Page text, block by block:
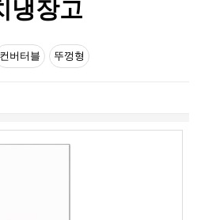
냉장고
컨버터블 뚜껑형